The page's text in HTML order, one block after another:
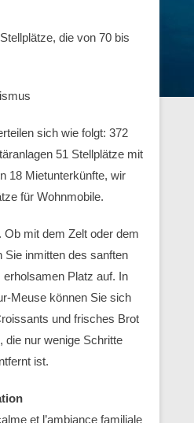
die von 70 bis
sich wie folgt: 372
51 Stellplätze mit
18 Mietunterkünfte, wir
für Wohnmobile.
. Ob mit dem Zelt oder dem
Sie inmitten des sanften
Platz auf. In
Meuse können Sie sich
und frisches Brot
die nur wenige Schritte
ist.
et l’ambiance familiale